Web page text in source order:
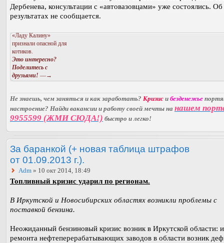
Дербенева, консультации с «автовазовцами» уже состоялись.
результатах не сообщается.
«Ладу Калину»
признали опасной для
котиков.
Это интересно?
Поделитесь с
друзьями! —→
Не знаешь, чем заняться и как заработать? Кризис и безденежье
настроение? Найди вакансии и работу своей мечты на нашем
9955599 (ЖМИ СЮДА!) быстро и легко!
За баранкой (+ новая таблица штрафов
от 01.09.2013 г.).
Adm » 10 окт 2014, 18:49
Топливный кризис ударил по регионам.
В Иркутской и Новосибирских областях возникли проблемы с
поставкой бензина.
Неожиданный бензиновый кризис возник в Иркутской области:
ремонта нефтеперерабатывающих заводов в области возник